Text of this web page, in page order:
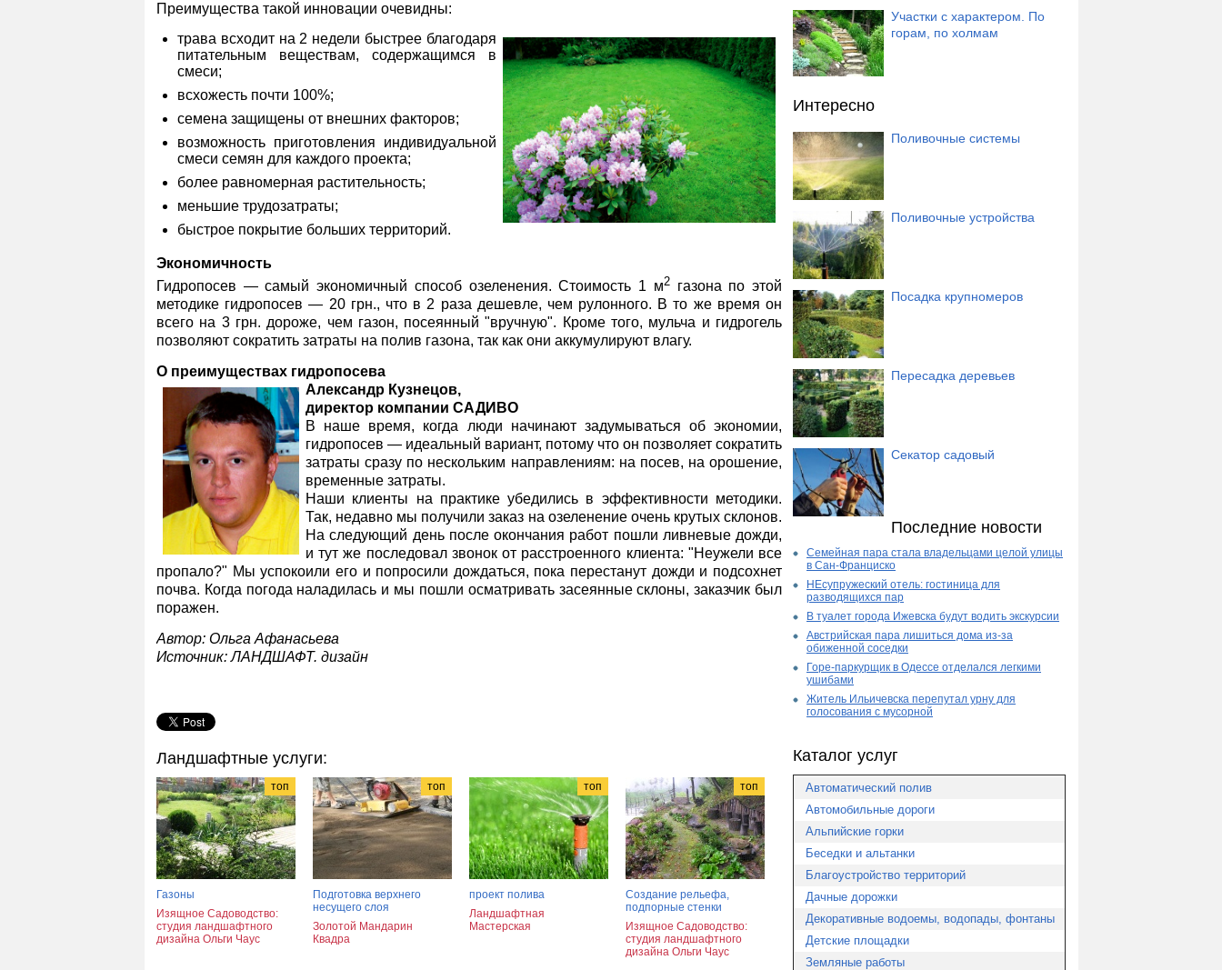
Преимущества такой инновации очевидны:
трава всходит на 2 недели быстрее благодаря
питательным веществам, содержащимся в
смеси;
всхожесть почти 100%;
семена защищены от внешних факторов;
возможность приготовления индивидуальной
смеси семян для каждого проекта;
более равномерная растительность;
меньшие трудозатраты;
быстрое покрытие больших территорий.
Экономичность
Гидропосев — самый экономичный способ озеленения. Стоимость 1 м2газона по этой
методике гидропосев — 20 грн., что в 2 раза дешевле, чем рулонного. В то же время он
всего на 3 грн. дороже, чем газон, посеянный "вручную". Кроме того, мульча и гидрогель
позволяют сократить затраты на полив газона, так как они аккумулируют влагу.
О преимуществах гидропосева
Александр Кузнецов,
директор компании САДИВО
В наше время, когда люди начинают задумываться об экономии,
гидропосев — идеальный вариант, потому что он позволяет сократить
затраты сразу по нескольким направлениям: на посев, на орошение,
временные затраты.
Наши клиенты на практике убедились в эффективности методики.
Так, недавно мы получили заказ на озеленение очень крутых склонов.
На следующий день после окончания работ пошли ливневые дожди,
и тут же последовал звонок от расстроенного клиента: "Неужели все
пропало?" Мы успокоили его и попросили дождаться, пока перестанут дожди и подсохнет
почва. Когда погода наладилась и мы пошли осматривать засеянные склоны, заказчик был
поражен.
Автор: Ольга Афанасьева
Источник: ЛАНДШАФТ. дизайн
Ландшафтные услуги:
топ
Газоны
Изящное Садоводство:
студия ландшафтного
дизайна Ольги Чаус
топ
Подготовка верхнего
несущего слоя
Золотой Мандарин
Квадра
топ
проект полива
Ландшафтная
Мастерская
топ
Создание рельефа,
подпорные стенки
Изящное Садоводство:
студия ландшафтного
дизайна Ольги Чаус
Участки с характером. По
горам, по холмам
Интересно
Поливочные системы
Поливочные устройства
Посадка крупномеров
Пересадка деревьев
Секатор садовый
Последние новости
Семейная пара стала владельцами целой улицы
в Сан-Франциско
НЕсупружеский отель: гостиница для
разводящихся пар
В туалет города Ижевска будут водить экскурсии
Австрийская пара лишиться дома из-за
обиженной соседки
Горе-паркурщик в Одессе отделался легкими
ушибами
Житель Ильичевска перепутал урну для
голосования с мусорной
Каталог услуг
Автоматический полив
Автомобильные дороги
Альпийские горки
Беседки и альтанки
Благоустройство территорий
Дачные дорожки
Декоративные водоемы, водопады, фонтаны
Детские площадки
Земляные работы